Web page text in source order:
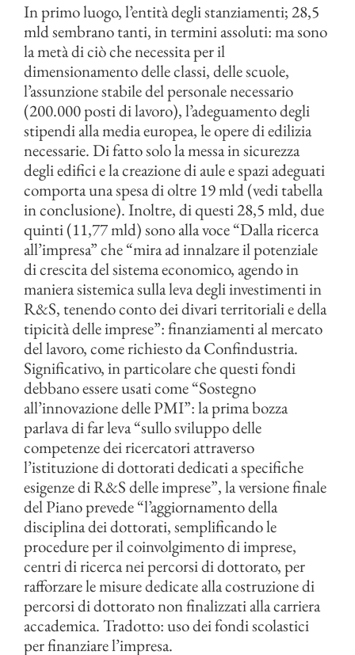
In primo luogo, l’entità degli stanziamenti; 28,5
mld sembrano tanti, in termini assoluti: ma sono
la metà di ciò che necessita per il
dimensionamento delle classi, delle scuole,
l’assunzione stabile del personale necessario
(200.000 posti di lavoro), l’adeguamento degli
stipendi alla media europea, le opere di edilizia
necessarie. Di fatto solo la messa in sicurezza
degli edifici e la creazione di aule e spazi adeguati
comporta una spesa di oltre 19 mld (vedi tabella
in conclusione). Inoltre, di questi 28,5 mld, due
quinti (11,77 mld) sono alla voce “Dalla ricerca
all’impresa” che “mira ad innalzare il potenziale
di crescita del sistema economico, agendo in
maniera sistemica sulla leva degli investimenti in
R&S, tenendo conto dei divari territoriali e della
tipicità delle imprese”: finanziamenti al mercato
del lavoro, come richiesto da Confindustria.
Significativo, in particolare che questi fondi
debbano essere usati come “Sostegno
all’innovazione delle PMI”: la prima bozza
parlava di far leva “sullo sviluppo delle
competenze dei ricercatori attraverso
l’istituzione di dottorati dedicati a specifiche
esigenze di R&S delle imprese”, la versione finale
del Piano prevede “l’aggiornamento della
disciplina dei dottorati, semplificando le
procedure per il coinvolgimento di imprese,
centri di ricerca nei percorsi di dottorato, per
rafforzare le misure dedicate alla costruzione di
percorsi di dottorato non finalizzati alla carriera
accademica. Tradotto: uso dei fondi scolastici
per finanziare l’impresa.